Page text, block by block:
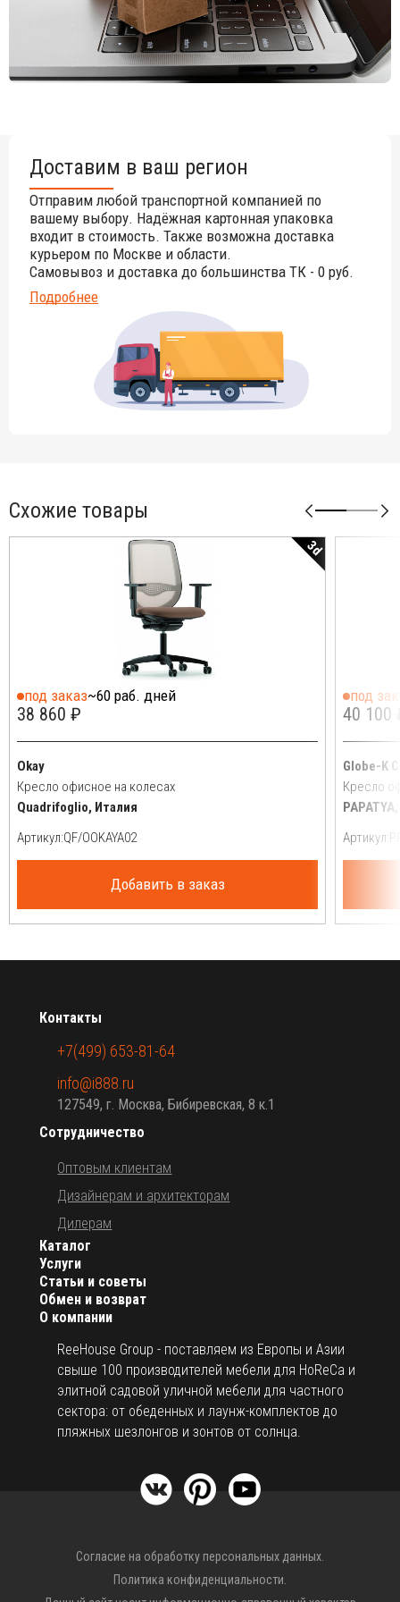
Доставим в ваш регион
Отправим любой транспортной компанией по
вашему выбору. Надёжная картонная упаковка
входит в стоимость. Также возможна доставка
курьером по Москве и области.
Самовывоз и доставка до большинства ТК - 0 руб.
Подробнее
Схожие товары
3d
под заказ~60 раб. дней
38 860 ₽
Okay
Кресло офисное на колесах
Quadrifoglio, Италия
Артикул:
Добавить в заказ
под
40 100
Globe-K
Кресло
Артикул:
О компании
ReeHouse Group - поставляем из Европы и Азии
свыше 100 производителей мебели для HoReCa и
элитной садовой уличной мебели для частного
сектора: от обеденных и лаунж-комплектов до
пляжных шезлонгов и зонтов от солнца.
Каталог
Услуги
Статьи и советы
Обмен и возврат
Сотрудничество
Оптовым клиентам
Дизайнерам и архитекторам
Дилерам
Контакты
+7(499) 653-81-64
info@i888.ru
127549, г. Москва, Бибиревская, 8 к.1
Согласие на обработку персональных данных.
Политика конфиденциальности.